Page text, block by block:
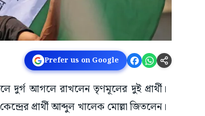
Prefer us on Google
দুর্গ আগলে রাখলেন তৃণমূলের দুই প্রার্থী।
প্রার্থী আব্দুল খালেক মোল্লা জিতলেন।